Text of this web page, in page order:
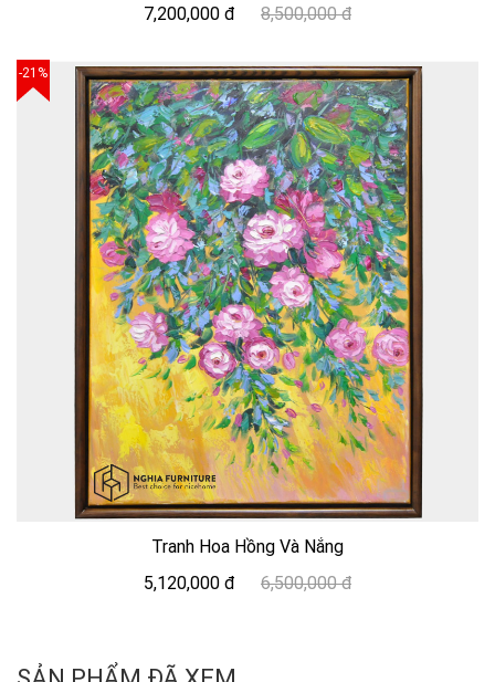
7,200,000 đ
8,500,000 đ
-21%
Tranh Hoa Hồng Và Nắng
5,120,000 đ
6,500,000 đ